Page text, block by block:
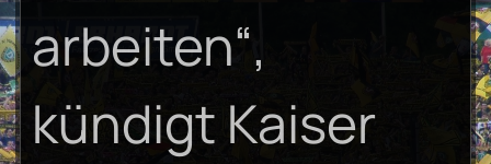
arbeiten“,
kündigt Kaiser